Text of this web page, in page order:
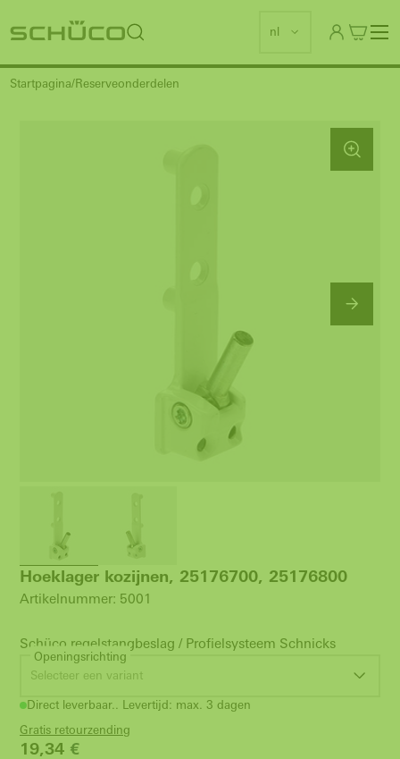
nl
Startpagina Reserveonderdelen
Hoeklager kozijnen, 25176700, 25176800
Artikelnummer: 5001
Schüco regelstangbeslag / Profielsysteem Schnicks
Openingsrichting
Selecteer een variant
Direct leverbaar.. Levertijd: max. 3 dagen
Gratis retourzending
19,34 €